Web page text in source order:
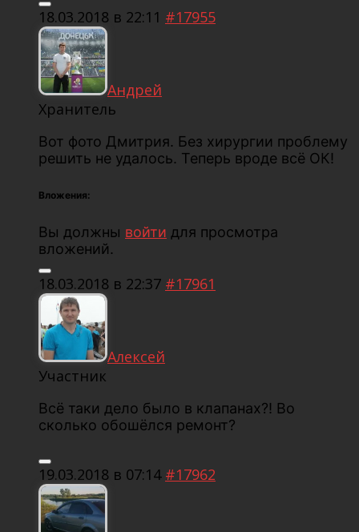
18.03.2018 в 22:11 #17955
Андрей
Хранитель
Вот фото Дмитрия. Без хирургии проблему
решить не удалось. Теперь вроде всё ОК!
Вложения:
Вы должны войти для просмотра
вложений.
18.03.2018 в 22:37 #17961
Алексей
Участник
Всё таки дело было в клапанах?! Во
сколько обошёлся ремонт?
19.03.2018 в 07:14 #17962